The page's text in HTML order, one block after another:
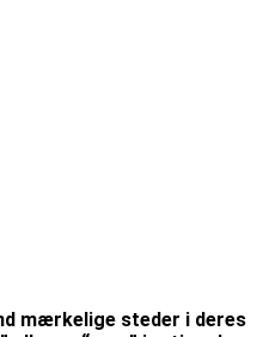
mærkelige steder i deres